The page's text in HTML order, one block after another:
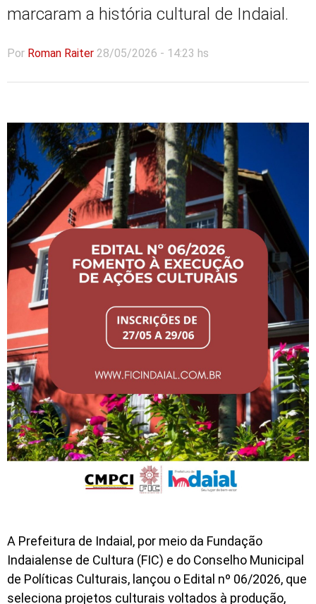
marcaram a história cultural de Indaial.
Por Roman Raiter 28/05/2026 - 14:23 hs
A Prefeitura de Indaial, por meio da Fundação
Indaialense de Cultura (FIC) e do Conselho Municipal
de Políticas Culturais, lançou o Edital nº 06/2026, que
seleciona projetos culturais voltados à produção,